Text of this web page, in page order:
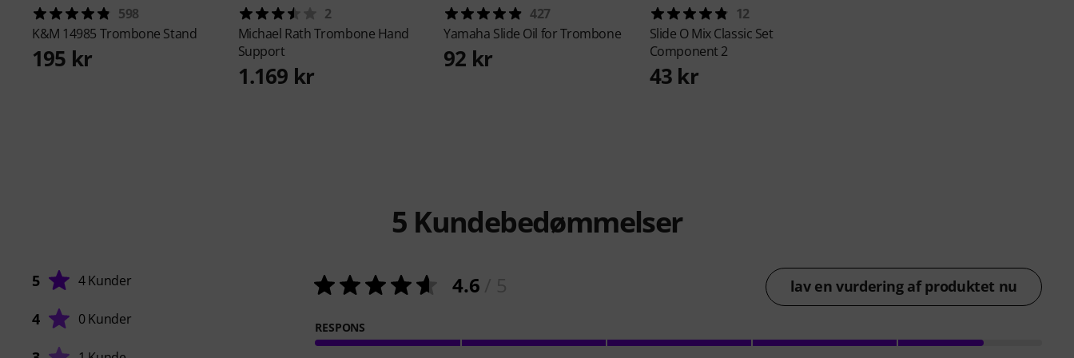
598
K&M 14985 Trombone Stand
195 kr
2
Michael RathTrombone Hand
Support
1.169 kr
427
Yamaha Slide Oil for Trombone
92 kr
12
Slide O MixClassic Set
Component 2
43 kr
5 Kundebedømmelser
5 4 Kunder
4 0 Kunder
4.6 lav en vurdering af produktet nu
RESPONS